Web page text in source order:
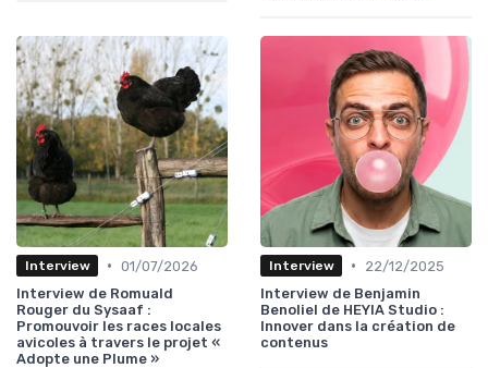
Interview • 01/07/2026
Interview de Romuald
Rouger du Sysaaf :
Promouvoir les races locales
avicoles à travers le projet «
Adopte une Plume »
Interview •
22/12/2025
Interview de Benjamin
Benoliel de HEYIA Studio :
Innover dans la création de
contenus